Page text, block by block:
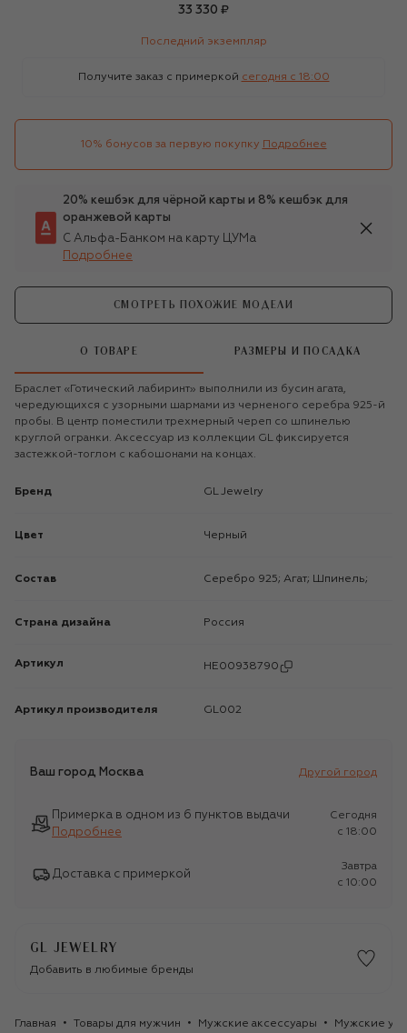
33 330 ₽
Последний экземпляр
Получите заказ с примеркой сегодня c 18:00
10% бонусов за первую покупку Подробнее
20% кешбэк для чёрной карты и 8% кешбэк для
оранжевой карты
С Альфа-Банком на карту ЦУМа
Подробнее
СМОТРЕТЬ ПОХОЖИЕ МОДЕЛИ
О ТОВАРЕ РАЗМЕРЫ И ПОСАДКА
Браслет «Готический лабиринт» выполнили из бусин агата,
чередующихся с узорными шармами из черненого серебра 925-й
пробы. В центр поместили трехмерный череп со шпинелью
круглой огранки. Аксессуар из коллекции GL фиксируется
застежкой-тоглом с кабошонами на концах.
Бренд GL Jewelry
Цвет Черный
Состав Серебро 925; Агат; Шпинель;
Страна дизайна Россия
Артикул HE00938790
Артикул производителя GL002
Ваш город Москва Другой город
Примерка в одном из 6 пунктов выдачи
Подробнее
Сегодня
c 18:00
Доставка с примеркой
Завтра
c 10:00
GL JEWELRY
Добавить в любимые бренды
Главная Товары для мужчин Мужские аксессуары Мужские